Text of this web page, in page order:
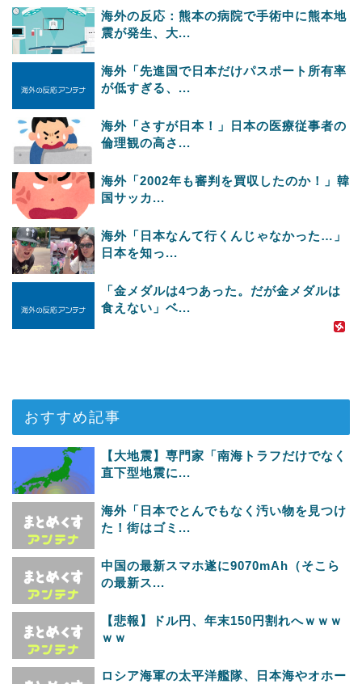
海外の反応：熊本の病院で手術中に熊本地
震が発生、大...
海外「先進国で日本だけパスポート所有率
が低すぎる、...
海外「さすが日本！」日本の医療従事者の
倫理観の高さ...
海外「2002年も審判を買収したのか！」韓
国サッカ...
海外「日本なんて行くんじゃなかった…」
日本を知っ...
「金メダルは4つあった。だが金メダルは
食えない」ベ...
おすすめ記事
【大地震】専門家「南海トラフだけでなく
直下型地震に...
海外「日本でとんでもなく汚い物を見つけ
た！街はゴミ...
中国の最新スマホ遂に9070mAh（そこら
の最新ス...
【悲報】ドル円、年末150円割れへｗｗｗ
ｗｗ
ロシア海軍の太平洋艦隊、日本海やオホー